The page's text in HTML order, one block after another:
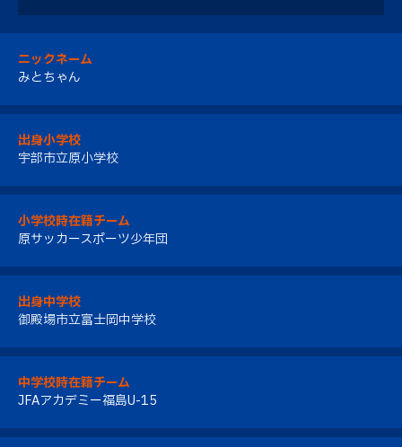
ニックネーム
みとちゃん
出身小学校
宇部市立原小学校
小学校時在籍チーム
原サッカースポーツ少年団
出身中学校
御殿場市立富士岡中学校
中学校時在籍チーム
JFAアカデミー福島U-15